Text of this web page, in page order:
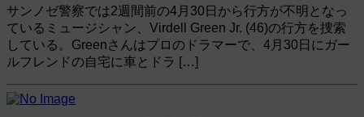
サンノゼ警察では2週間前の4月30日から行方が不明となっ
ているミュージシャン、Virdell Green Jr. (46)の行方を捜索
している。Greenさんはプロのドラマーで、4月30日にガー
ルフレンドの自宅に車とドラ […]